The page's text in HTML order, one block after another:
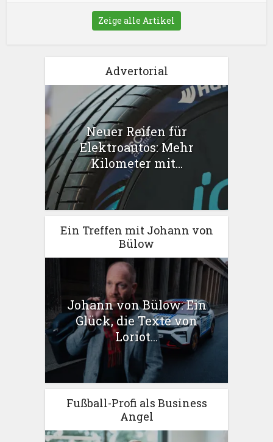
Zeige alle Artikel
Advertorial
Neuer Reifen für
Elektroautos: Mehr
Kilometer mit...
Ein Treffen mit Johann von
Bülow
Johann von Bülow: Ein
Glück, die Texte von
Loriot...
Fußball-Profi als Business
Angel